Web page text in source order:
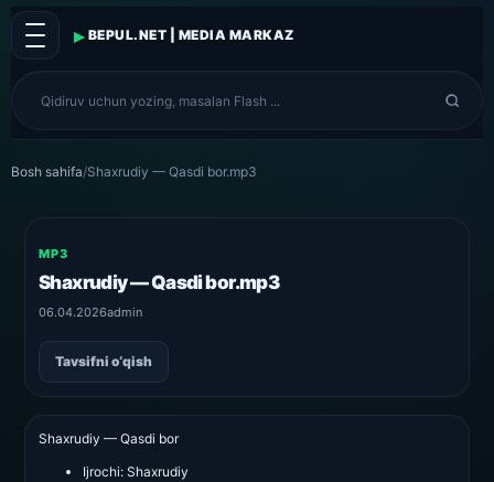
▸ BEPUL.NET | MEDIA MARKAZ
Bosh sahifa/Shaxrudiy — Qasdi bor.mp3
MP3
Shaxrudiy — Qasdi bor.mp3
06.04.2026admin
Tavsifni o‘qish
Shaxrudiy — Qasdi bor
Ijrochi: Shaxrudiy